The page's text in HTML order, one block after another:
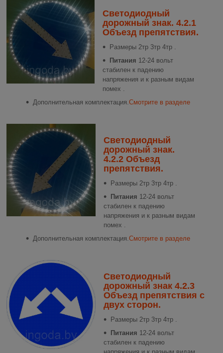
Светодиодный
дорожный знак. 4.2.1
Объезд препятствия.
Размеры 2тр 3тр 4тр .
Питания 12-24 вольт
стабилен к падению
напряжения и к разным видам
помех .
Дополнительная комплектация. Смотрите в разделе
Светодиодный
дорожный знак.
4.2.2 Объезд
препятствия.
Размеры 2тр 3тр 4тр .
Питания 12-24 вольт
стабилен к падению
напряжения и к разным видам
помех .
Дополнительная комплектация. Смотрите в разделе
Светодиодный
дорожный знак 4.2.3
Объезд препятствия с
двух сторон.
Размеры 2тр 3тр 4тр .
Питания 12-24 вольт
стабилен к падению